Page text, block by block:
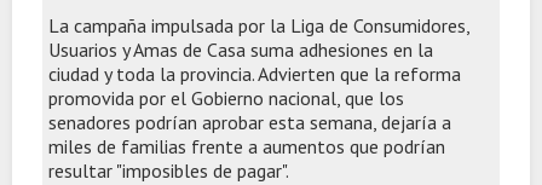
La campaña impulsada por la Liga de Consumidores,
Usuarios y Amas de Casa suma adhesiones en la
ciudad y toda la provincia. Advierten que la reforma
promovida por el Gobierno nacional, que los
senadores podrían aprobar esta semana, dejaría a
miles de familias frente a aumentos que podrían
resultar "imposibles de pagar".